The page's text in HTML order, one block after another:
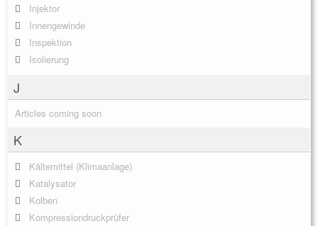
Injektor
Innengewinde
Inspektion
Isolierung
J
Articles coming soon
K
Kältemittel (Klimaanlage)
Katalysator
Kolben
Kompressiondruckprüfer